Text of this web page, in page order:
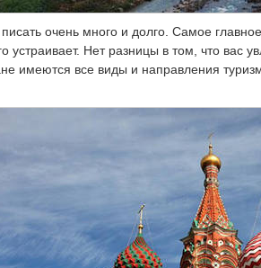
очень много и долго. Самое
устраивает. Нет разницы в том, что вас
имеются все виды и направления